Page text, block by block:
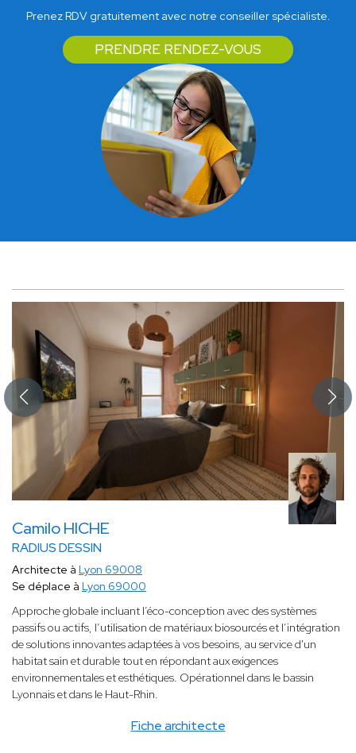
Prenez RDV gratuitement avec notre conseiller spécialiste.
PRENDRE RENDEZ-VOUS
Camilo HICHE
RADIUS DESSIN
Fiche architecte
Architecte à Lyon 69008
Se déplace à Lyon 69000
Approche globale incluant l’éco-conception avec des systèmes
passifs ou actifs, l’utilisation de matériaux biosourcés et l’intégration
de solutions innovantes adaptées à vos besoins, au service d'un
habitat sain et durable tout en répondant aux exigences
environnementales et esthétiques. Opérationnel dans le bassin
Lyonnais et dans le Haut-Rhin.